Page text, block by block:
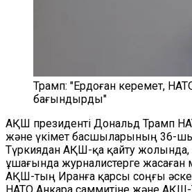
Трамп: "Ердоған керемет,
бағындырды"
АҚШ президенті Дональд Трамп
және үкімет басшыларының 36-
Түркиядан АҚШ-қа қайту жолында,
ұшағында журналистерге жасаған
АҚШ-тың Иранға қарсы соңғы